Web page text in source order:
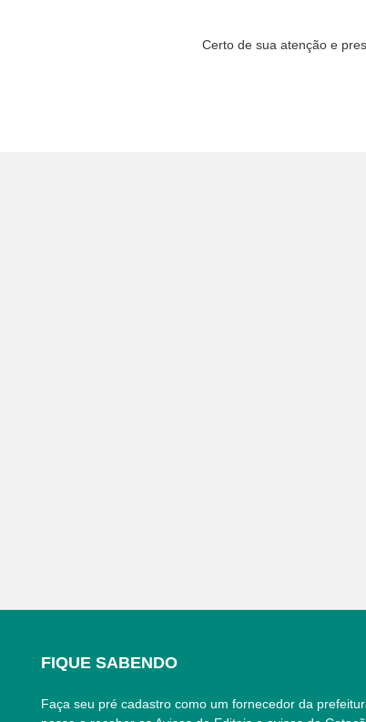
Certo de sua atenção e
FIQUE SABENDO
Faça seu pré cadastro como um fornecedor da